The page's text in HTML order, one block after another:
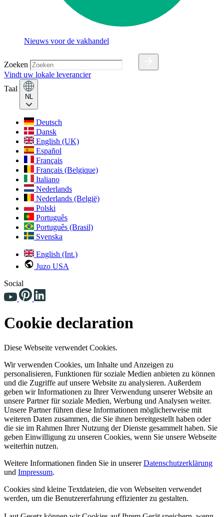
Nieuws voor de vakhandel
Zoeken
Vindt uw lokale leverancier
Taal
NL
Deutsch
Dansk
English (UK)
Español
Français
Français (Belgique)
Italiano
Nederlands
Nederlands (België)
Polski
Português
Português (Brasil)
Svenska
English (Int.)
Juzo USA
Social
Cookie declaration
Diese Webseite verwendet Cookies.
Wir verwenden Cookies, um Inhalte und Anzeigen zu
personalisieren, Funktionen für soziale Medien anbieten zu können
und die Zugriffe auf unsere Website zu analysieren. Außerdem
geben wir Informationen zu Ihrer Verwendung unserer Website an
unsere Partner für soziale Medien, Werbung und Analysen weiter.
Unsere Partner führen diese Informationen möglicherweise mit
weiteren Daten zusammen, die Sie ihnen bereitgestellt haben oder
die sie im Rahmen Ihrer Nutzung der Dienste gesammelt haben. Sie
geben Einwilligung zu unseren Cookies, wenn Sie unsere Webseite
weiterhin nutzen.
Weitere Informationen finden Sie in unsererDatenschutzerklärung
und Impressum.
Cookies sind kleine Textdateien, die von Webseiten verwendet
werden, um die Benutzererfahrung effizienter zu gestalten.